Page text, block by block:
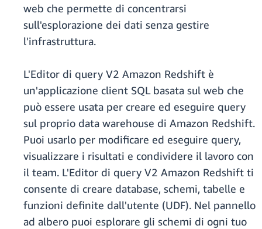
web che permette di concentrarsi
sull'esplorazione dei dati senza gestire
l'infrastruttura.
L'Editor di query V2 Amazon Redshift è
un'applicazione client SQL basata sul web che
può essere usata per creare ed eseguire query
sul proprio data warehouse di Amazon Redshift.
Puoi usarlo per modificare ed eseguire query,
visualizzare i risultati e condividere il lavoro con
il team. L'Editor di query V2 Amazon Redshift ti
consente di creare database, schemi, tabelle e
funzioni definite dall'utente (UDF). Nel pannello
ad albero puoi esplorare gli schemi di ogni tuo